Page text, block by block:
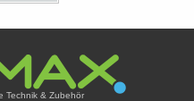
Technik & Zubehör